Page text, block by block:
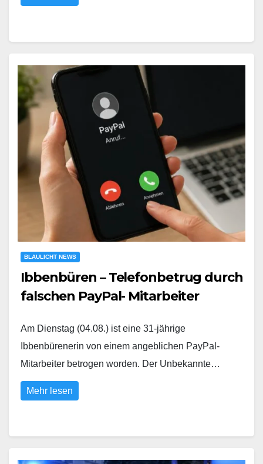
BLAULICHT NEWS
Ibbenbüren – Telefonbetrug durch
falschen PayPal- Mitarbeiter
Am Dienstag (04.08.) ist eine 31-jährige
Ibbenbürenerin von einem angeblichen PayPal-
Mitarbeiter betrogen worden. Der Unbekannte…
Mehr lesen